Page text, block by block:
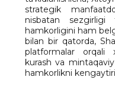
strategik
nisbatan
hamkorligini ham
bilan bir qatorda,
platformalar orqali
kurash va
hamkorlikni